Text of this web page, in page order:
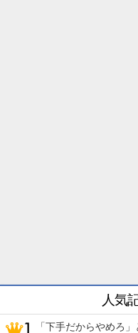
人気
「下手だからやめろ